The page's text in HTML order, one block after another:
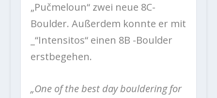
„Pučmeloun“ zwei neue 8C-
Boulder. Außerdem konnte er mit
_“Intensitos“ einen 8B -Boulder
erstbegehen.
„One of the best day bouldering for